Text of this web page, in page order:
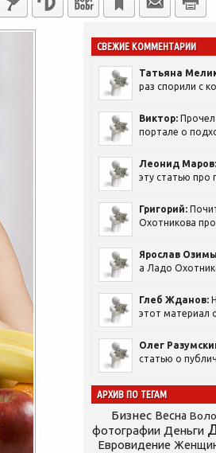
СВЕЖИЕ КОММЕНТАРИИ
Татьяна
раз спорили с
Виктор:
портале о
Леонид Маров:
эту статью про
Григорий:
Охотникова про
Ярослав
а Ладо
Глеб Жданов:
этот материал
Олег
статью о
АРХИВ ПО ТЕГАМ
Бизнес Весна
фотографии Деньги
Евровидение